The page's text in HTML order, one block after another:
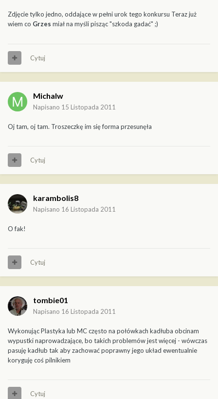
Zdjęcie tylko jedno, oddające w pełni urok tego konkursu Teraz już
wiem co Grzes miał na myśli pisząc "szkoda gadać" ;)
Cytuj
Michalw
Napisano 15 Listopada 2011
Oj tam, oj tam. Troszeczkę im się forma przesunęła
Cytuj
karambolis8
Napisano 16 Listopada 2011
O fak!
Cytuj
tombie01
Napisano 16 Listopada 2011
Wykonując Plastyka lub MC często na połówkach kadłuba obcinam
wypustki naprowadzające, bo takich problemów jest więcej - wówczas
pasuję kadłub tak aby zachować poprawny jego układ ewentualnie
koryguję coś pilnikiem
Cytuj